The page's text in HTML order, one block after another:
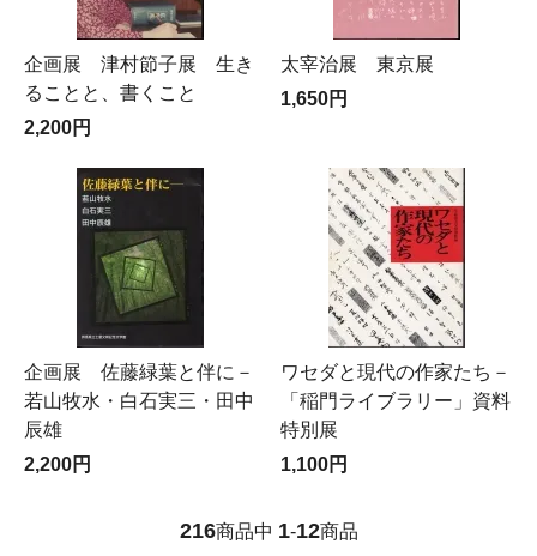
企画展 津村節子展 生き
ることと、書くこと
2,200円
太宰治展 東京展
1,650円
企画展 佐藤緑葉と伴に－
若山牧水・白石実三・田中
辰雄
2,200円
ワセダと現代の作家たち－
「稲門ライブラリー」資料
特別展
1,100円
216商品中 1-12商品